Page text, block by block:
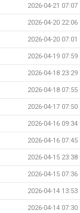
2026-04-21 07:07
2026-04-20 22:06
2026-04-20 07:01
2026-04-19 07:59
2026-04-18 23:29
2026-04-18 07:55
2026-04-17 07:50
2026-04-16 09:34
2026-04-16 07:45
2026-04-15 23:38
2026-04-15 07:36
2026-04-14 13:53
2026-04-14 07:30